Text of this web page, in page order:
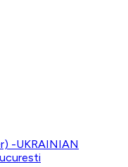
-UKRAINIAN